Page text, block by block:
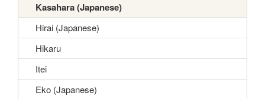
Kasahara (Japanese)
Hirai (Japanese)
Hikaru
Itei
Eko (Japanese)